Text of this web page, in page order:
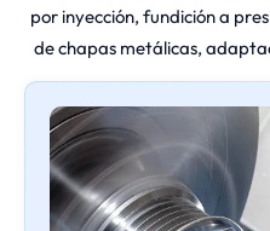
por inyección, fundición a
de chapas metálicas,